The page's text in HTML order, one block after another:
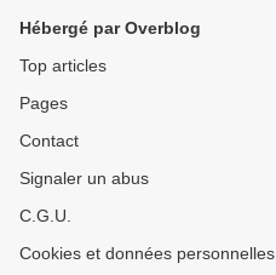
Hébergé par Overblog
Top articles
Pages
Contact
Signaler un abus
C.G.U.
Cookies et données personnelles